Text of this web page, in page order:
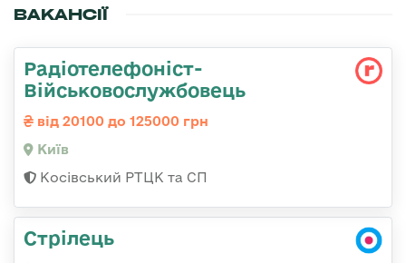
ВАКАНСІЇ
Радіотелефоніст-
Військовослужбовець
від 20100 до 125000 грн
Київ
Косівський РТЦК та СП
Стрілець